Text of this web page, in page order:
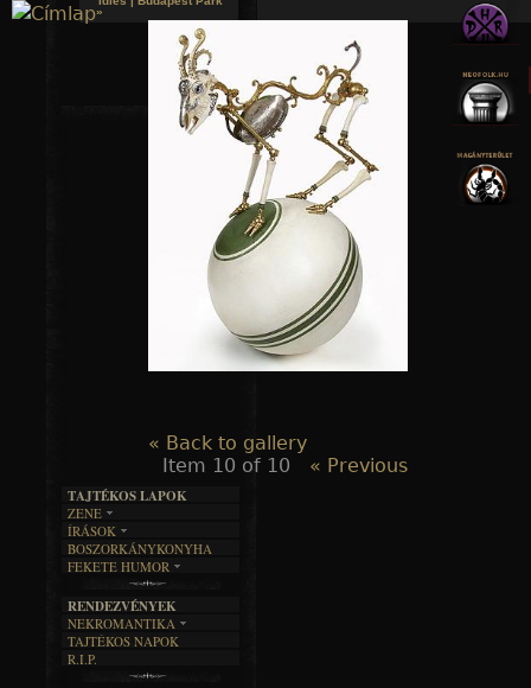
Jump to navigation
« Back to gallery
Item 10 of 10
« Previous
TAJTÉKOS LAPOK
ZENE
EGYÜTTESEK
INTERJÚK
FORDÍTÁSOK
DALSZÖVEGEK
ÍRÁSOK
IRODALOM
FILM
ÍRÁSTÖRTÉNET
BOSZORKÁNYKONYHA
FEKETE HUMOR
SZÖVEGES
RENDEZVÉNYEK
NEKROMANTIKA
AKTUÁLIS
A MÚLT
TAJTÉKOS NAPOK
R.I.P.
»